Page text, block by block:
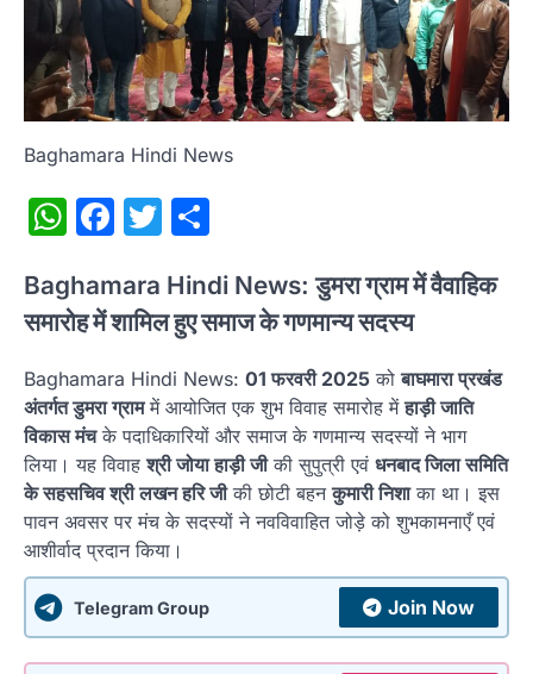
Baghamara Hindi News
WhatsApp
Facebook
Twitter
Baghamara Hindi News:डुमरा ग्राम में वैवाहिक
समारोह में शामिल हुए समाज के गणमान्य सदस्य
Baghamara Hindi News: 01 फरवरी 2025 कोबाघमारा प्रखंड
अंतर्गत डुमरा ग्राममें आयोजित एक शुभ विवाह समारोह मेंहाड़ी जाति
विकास मंचके पदाधिकारियों और समाज के गणमान्य सदस्यों ने भाग
लिया। यह विवाहश्री जोया हाड़ी जीकी सुपुत्री एवं धनबाद जिला समिति
के सहसचिव श्री लखन हरि जीकी छोटी बहनकुमारी निशाका था। इस
पावन अवसर पर मंच के सदस्यों ने नवविवाहित जोड़े को शुभकामनाएँ एवं
आशीर्वाद प्रदान किया।
Telegram Group Join Now